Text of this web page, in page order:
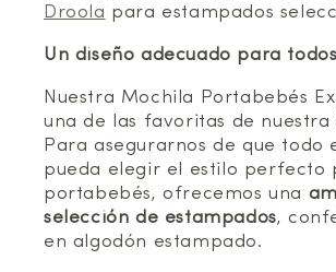
Droola para estampados
Un diseño adecuado para todos
Nuestra Mochila Portabebés
una de las favoritas de nuestra
Para asegurarnos de que todo
pueda elegir el estilo perfecto
portabebés, ofrecemos una
selección de estampados,
en algodón estampado.